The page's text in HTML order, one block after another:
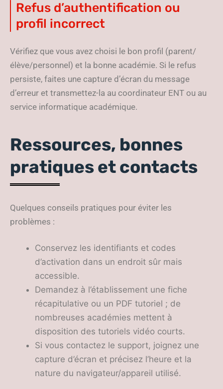
Refus d’authentification ou
profil incorrect
Vérifiez que vous avez choisi le bon profil (parent/
élève/personnel) et la bonne académie. Si le refus
persiste, faites une capture d’écran du message
d’erreur et transmettez-la au coordinateur ENT ou au
service informatique académique.
Ressources, bonnes
pratiques et contacts
Quelques conseils pratiques pour éviter les
problèmes :
Conservez les identifiants et codes
d’activation dans un endroit sûr mais
accessible.
Demandez à l’établissement une fiche
récapitulative ou un PDF tutoriel ; de
nombreuses académies mettent à
disposition des tutoriels vidéo courts.
Si vous contactez le support, joignez une
capture d’écran et précisez l’heure et la
nature du navigateur/appareil utilisé.